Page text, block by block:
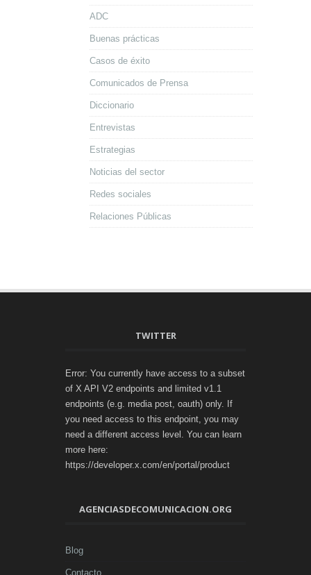
ADC
Buenas prácticas
Casos de éxito
Comunicados de Prensa
Diccionario
Entrevistas
Estrategias
Noticias del sector
Redes sociales
Relaciones Públicas
TWITTER
Error: You currently have access to a subset
of X API V2 endpoints and limited v1.1
endpoints (e.g. media post, oauth) only. If
you need access to this endpoint, you may
need a different access level. You can learn
more here:
https://developer.x.com/en/portal/product
AGENCIASDECOMUNICACION.ORG
Blog
Contacto